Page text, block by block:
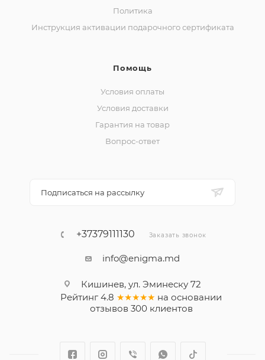
Политика
Инструкция активации подарочного сертификата
Помощь
Условия оплаты
Условия доставки
Гарантия на товар
Вопрос-ответ
Подписаться на рассылку
+37379111130 Заказать звонок
info@enigma.md
Кишинев, ул. Эминеску 72
Рейтинг 4.8 ★★★★★ на основании
отзывов 300клиентов